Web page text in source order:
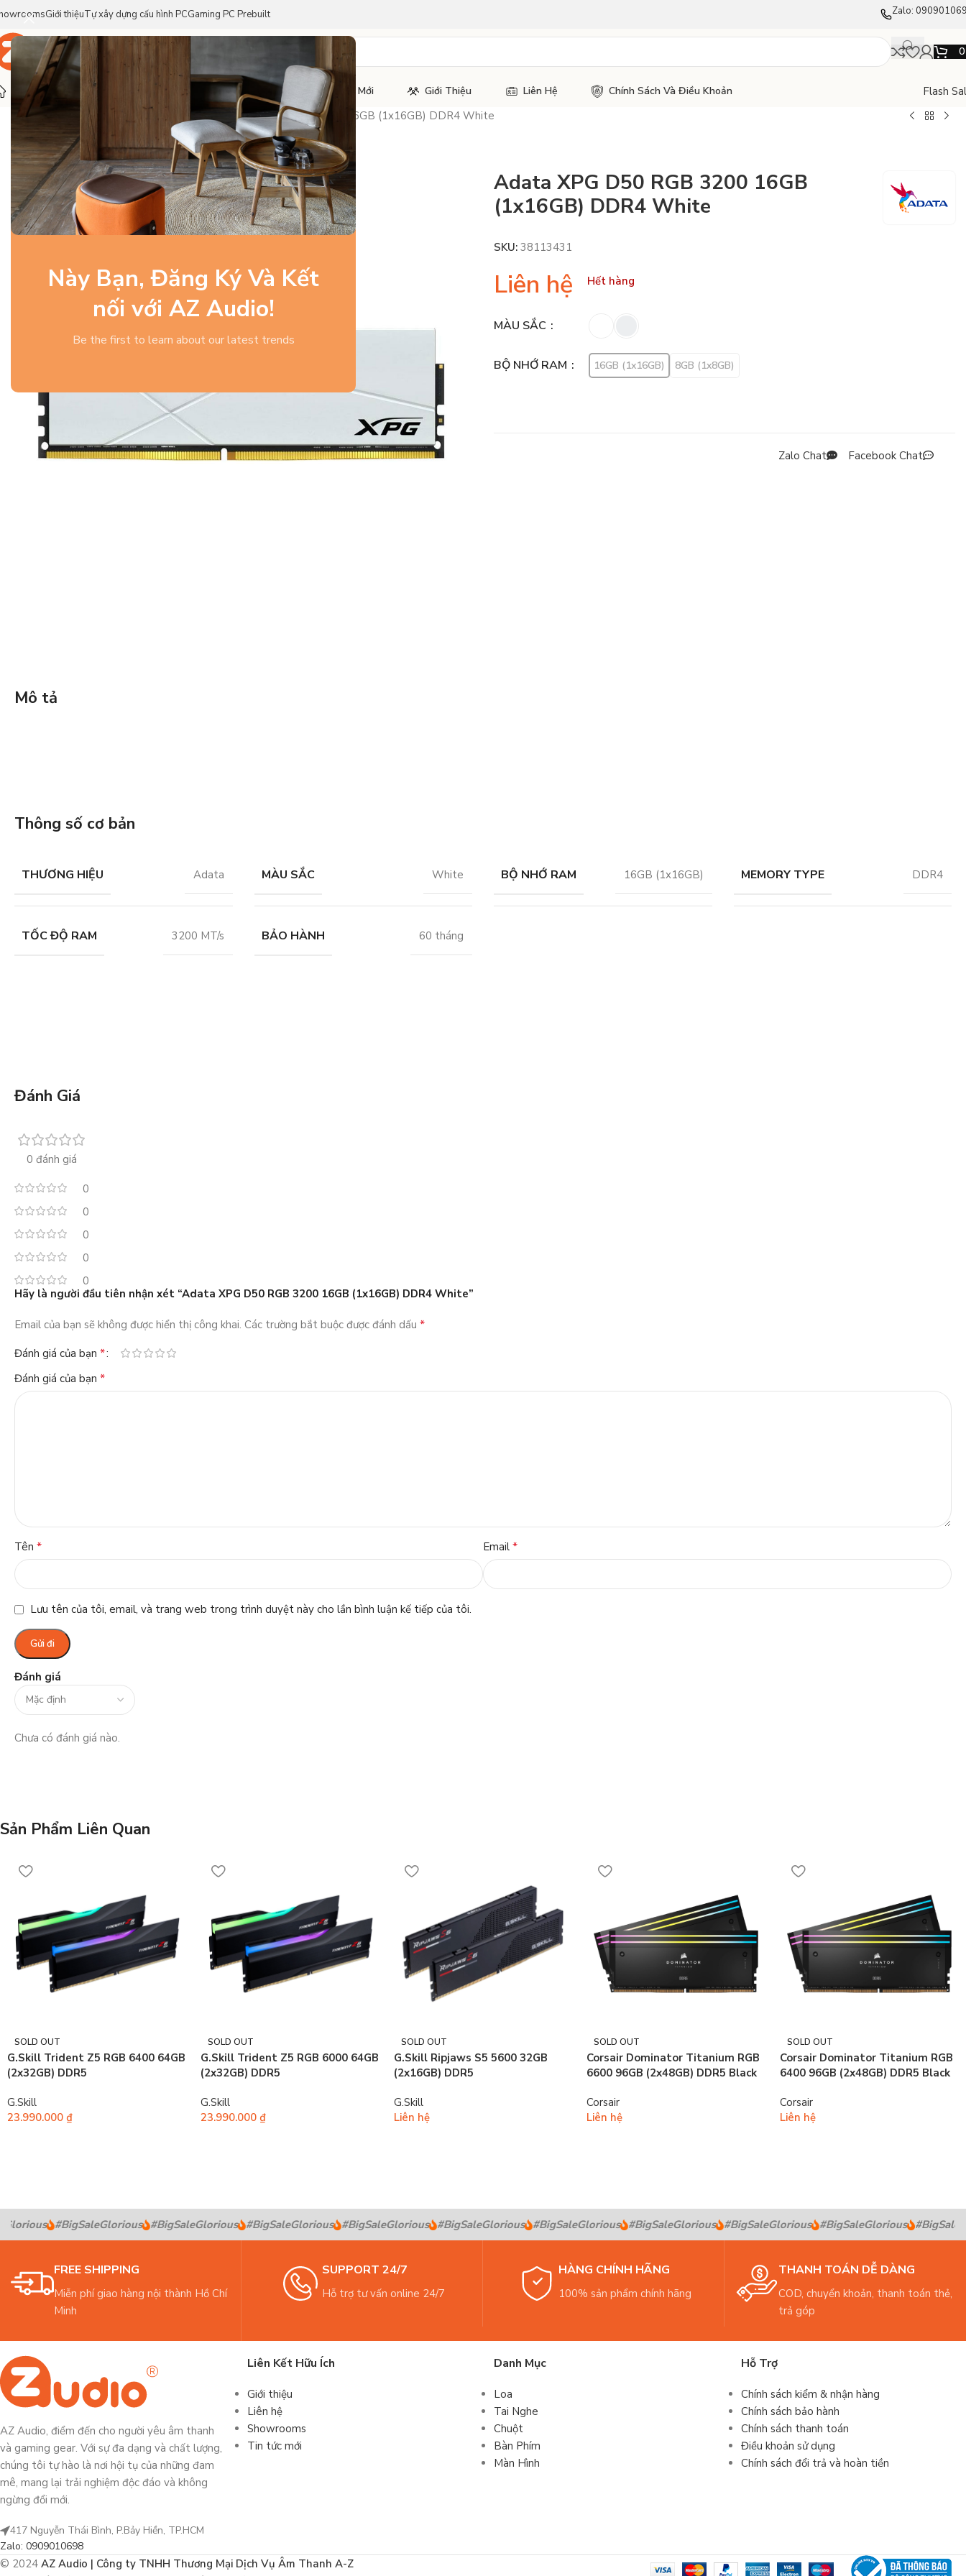
Này Bạn, Đăng Ký Và Kết
nối với AZ Audio!
Be the first to learn about our latest trends
Giới thiệuTự xây dựng cấu hình PCGaming PC Prebuilt Zalo:
Trang Chủ Sản Phẩm Thương Hiệu Tin Tức Mới Giới Thiệu Liên Hệ Chính Sách Và Điều Khoản
Flash
Trang chủ
Linh Kiện PC Gaming Ram/Adata XPG D50 RGB 3200 16GB (1x16GB) DDR4 White
SOLD OUT
Adata XPG D50 RGB 3200 16GB
(1x16GB) DDR4 White
SKU: 38113431
Liên hệ Hết hàng
MÀU SẮC
BỘ NHỚ RAM 16GB (1x16GB) 8GB (1x8GB)
Zalo Chat Facebook Chat
Mô tả
Thông số cơ bản
THƯƠNG HIỆU Adata MÀU SẮC White BỘ NHỚ RAM 16GB (1x16GB) MEMORY TYPE DDR4
TỐC ĐỘ RAM 3200 MT/s BẢO HÀNH 60 tháng
Đánh Giá
0 đánh giá
0
0
0
0
0
Đánh giá
Chưa có đánh giá nào.
Hãy là người đầu tiên nhận xét “Adata XPG D50 RGB 3200 16GB (1x16GB) DDR4 White”
Email của bạn sẽ không được hiển thị công khai. Các trường bắt buộc được đánh dấu *
Đánh giá của bạn *
Đánh giá của bạn *
Tên * Email *
Lưu tên của tôi, email, và trang web trong trình duyệt này cho lần bình luận kế tiếp của tôi.
Sản Phẩm Liên Quan
SOLD OUT
G.Skill Trident Z5 RGB 6400 64GB
(2x32GB) DDR5
G.Skill
23.990.000 ₫
SOLD OUT
G.Skill Trident Z5 RGB 6000 64GB
(2x32GB) DDR5
G.Skill
23.990.000 ₫
SOLD OUT
G.Skill Ripjaws S5 5600 32GB
(2x16GB) DDR5
G.Skill
Liên hệ
SOLD OUT
Corsair Dominator Titanium RGB
6600 96GB (2x48GB) DDR5 Black
Corsair
Liên hệ
SOLD OUT
Corsair Dominator Titanium RGB
6400 96GB (2x48GB) DDR5 Black
Corsair
Liên hệ
#BigSaleGlorious #BigSaleGlorious #BigSaleGlorious #BigSaleGlorious #BigSaleGlorious #BigSaleGlorious #BigSaleGlorious #BigSaleGlorious #BigSaleGlorious
FREE SHIPPING
Miễn phí giao hàng nội thành Hồ Chí
Minh
SUPPORT 24/7
Hỗ trợ tư vấn online 24/7
HÀNG CHÍNH HÃNG
100% sản phẩm chính hãng
THANH TOÁN DỄ DÀNG
COD, chuyển khoản, thanh toán thẻ,
trả góp
AZ Audio, điểm đến cho người yêu âm thanh
và gaming gear. Với sự đa dạng và chất lượng,
chúng tôi tự hào là nơi hội tụ của những đam
mê, mang lại trải nghiệm độc đáo và không
ngừng đổi mới.
417 Nguyễn Thái Bình, P.Bảy Hiền, TP.HCM
Zalo: 0909010698
Liên Kết Hữu Ích
Giới thiệu
Liên hệ
Showrooms
Tin tức mới
Danh Mục
Loa
Tai Nghe
Chuột
Bàn Phím
Màn Hình
Hỗ Trợ
Chính sách kiểm & nhận hàng
Chính sách bảo hành
Chính sách thanh toán
Điều khoản sử dụng
Chính sách đổi trả và hoàn tiền
© 2024 AZ Audio | Công ty TNHH Thương Mại Dịch Vụ Âm Thanh A-Z